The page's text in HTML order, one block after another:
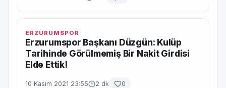
ERZURUMSPOR
Erzurumspor Başkanı Düzgün: Kulüp
Tarihinde Görülmemiş Bir Nakit Girdisi
Elde Ettik!
10 Kasım 2021 23:55 2 dk 0